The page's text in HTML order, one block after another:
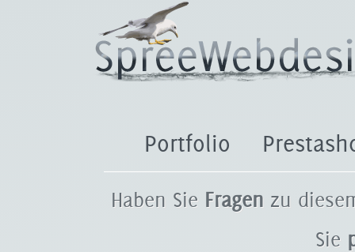
Portfolio
Haben Sie Fragen zu
Sie